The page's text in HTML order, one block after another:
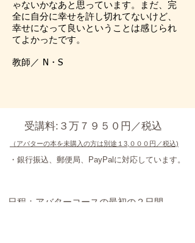
ゃないかなあと思っています。まだ、完
全に自分に幸せを許し切れてないけど、
幸せになって良いということは感じられ
てよかったです。
教師／ N・S
受講料: ３万７９５０円／税込
（アバターの本を未購入の方は別途１3,０００ 円／税込​​)
・銀行振込、郵便局、PayPalに対応しています。​​
日程： アバターコースの最初の２日間